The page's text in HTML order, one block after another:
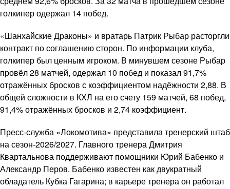
голкипер одержал 14 побед.
«Шанхайские Драконы» и вратарь Патрик Рыбар расторгли
контракт по соглашению сторон. По информации клуба,
голкипер был ценным игроком. В минувшем сезоне Рыбар
провёл 28 матчей, одержал 10 побед и показал 91,7%
отражённых бросков с коэффициентом надёжности 2,88. В
общей сложности в КХЛ на его счету 159 матчей, 68 побед,
91,4% отражённых бросков и 2,74 коэффициент.
Пресс-служба «Локомотива» представила тренерский штаб
на сезон-2026/2027. Главного тренера Дмитрия
Квартальнова поддерживают помощники Юрий Бабенко и
Александр Перов. Бабенко известен как двукратный
обладатель Кубка Гагарина; в карьере тренера он работал